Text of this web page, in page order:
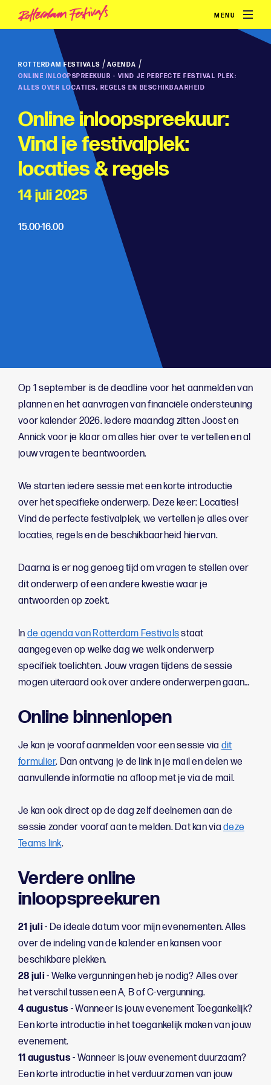
MENU
ROTTERDAM FESTIVALS / AGENDA /
ONLINE INLOOPSPREEKUUR - VIND JE PERFECTE FESTIVAL PLEK:
ALLES OVER LOCATIES, REGELS EN BESCHIKBAARHEID
Online inloopspreekuur:
Vind je festivalplek:
locaties & regels
14 juli 2025
15.00-16.00
Op 1 september is de deadline voor het aanmelden van
plannen en het aanvragen van financiële ondersteuning
voor kalender 2026. Iedere maandag zitten Joost en
Annick voor je klaar om alles hier over te vertellen en al
jouw vragen te beantwoorden.
We starten iedere sessie met een korte introductie
over het specifieke onderwerp. Deze keer: Locaties!
Vind de perfecte festivalplek, we vertellen je alles over
locaties, regels en de beschikbaarheid hiervan.
Daarna is er nog genoeg tijd om vragen te stellen over
dit onderwerp of een andere kwestie waar je
antwoorden op zoekt.
In de agenda van Rotterdam Festivalsstaat
aangegeven op welke dag we welk onderwerp
specifiek toelichten. Jouw vragen tijdens de sessie
mogen uiteraard ook over andere onderwerpen gaan…
Online binnenlopen
Je kan je vooraf aanmelden voor een sessie via dit
formulier. Dan ontvang je de link in je mail en delen we
aanvullende informatie na afloop met je via de mail.
Je kan ook direct op de dag zelf deelnemen aan de
sessie zonder vooraf aan te melden. Dat kan via deze
Teams link.
Verdere online
inloopspreekuren
21 juli - De ideale datum voor mijn evenementen. Alles
over de indeling van de kalender en kansen voor
beschikbare plekken.
28 juli - Welke vergunningen heb je nodig? Alles over
het verschil tussen een A, B of C-vergunning.
4 augustus - Wanneer is jouw evenement Toegankelijk?
Een korte introductie in het toegankelijk maken van jouw
evenement.
11 augustus- Wanneer is jouw evenement duurzaam?
Een korte introductie in het verduurzamen van jouw